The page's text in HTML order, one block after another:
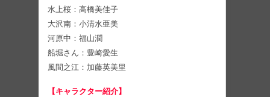
水上桜：⾼橋美佳子
大沢南：⼩清水亜美
河原中：福山潤
船堀さん：豊崎愛生
風間之江：加藤英美⾥
【キャラクター紹介】